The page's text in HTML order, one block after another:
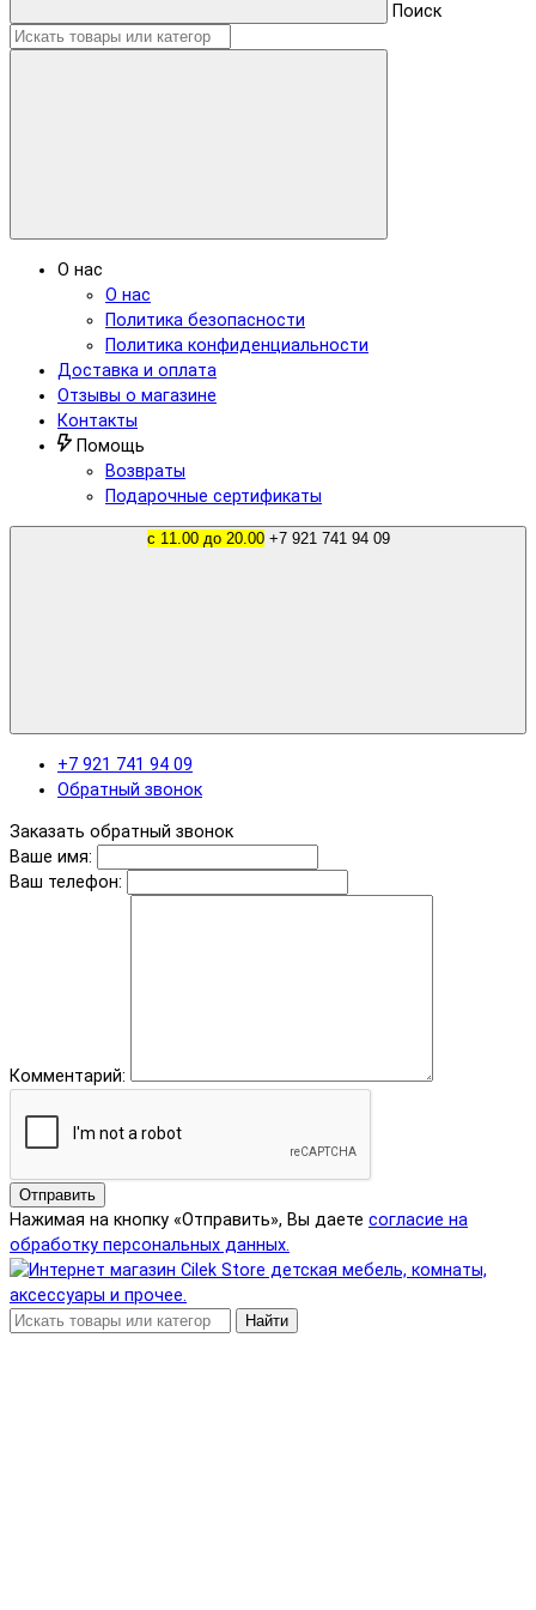
Поиск
О нас
О нас
Политика безопасности
Политика конфиденциальности
Доставка и оплата
Отзывы о магазине
Контакты
Помощь
Возвраты
Подарочные сертификаты
с 11.00 до 20.00 +7 921 741 94 09
+7 921 741 94 09
Обратный звонок
Заказать обратный звонок
Ваше имя:
Ваш телефон:
Комментарий:
Отправить
Нажимая на кнопку «Отправить», Вы даете согласие на
обработку персональных данных.
Найти